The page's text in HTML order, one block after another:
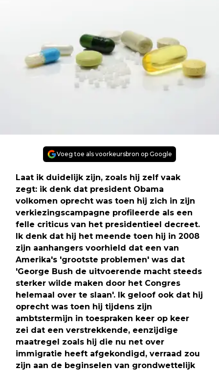
Voeg toe als voorkeursbron op Google
Laat ik duidelijk zijn, zoals hij zelf vaak
zegt: ik denk dat president Obama
volkomen oprecht was toen hij zich in zijn
verkiezingscampagne profileerde als een
felle criticus van het presidentieel decreet.
Ik denk dat hij het meende toen hij in 2008
zijn aanhangers voorhield dat een van
Amerika's 'grootste problemen' was dat
'George Bush de uitvoerende macht steeds
sterker wilde maken door het Congres
helemaal over te slaan'. Ik geloof ook dat hij
oprecht was toen hij tijdens zijn
ambtstermijn in toespraken keer op keer
zei dat een verstrekkende, eenzijdige
maatregel zoals hij die nu net over
immigratie heeft afgekondigd, verraad zou
zijn aan de beginselen van grondwettelijk